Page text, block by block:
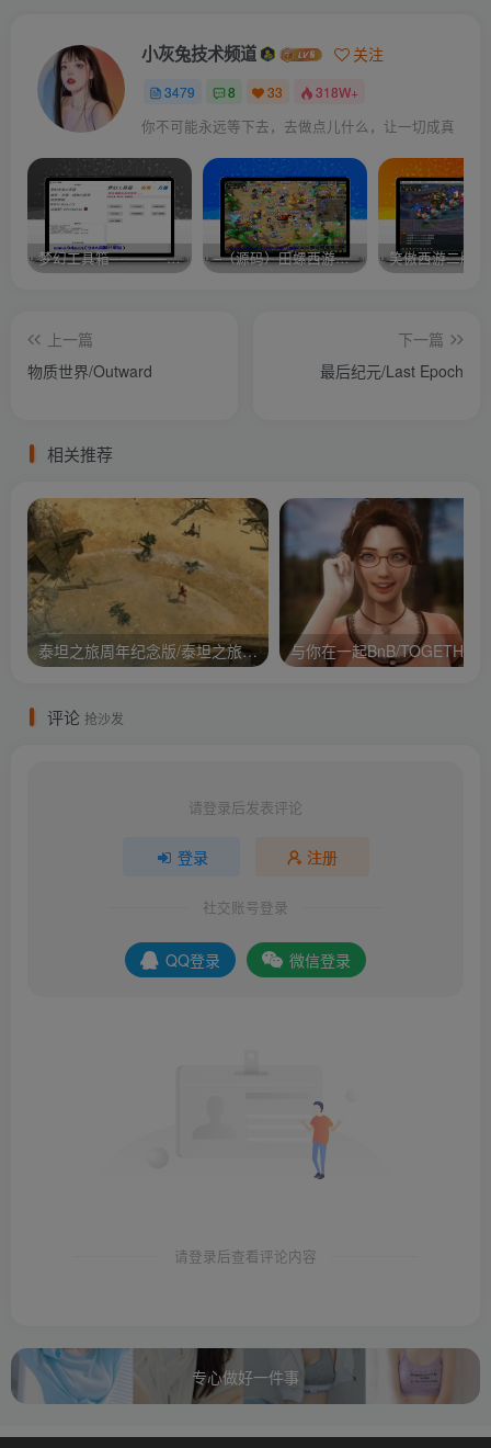
小灰兔技术频道 关注
3479 8 33 318W+
你不可能永远等下去，去做点儿什么，让一切成真
梦幻工具箱————-免费 –（源码）田螺西游9.0 假人摆摊18门派飞升渡劫化圣助战最新BB谛听…. 笑傲西游二版-
上一篇
物质世界/Outward
下一篇
最后纪元/Last Epoch
相关推荐
泰坦之旅周年纪念版/泰坦之旅：不朽王座/Titan Quest Anniversary Edition
评论 抢沙发
请登录后发表评论
登录 注册
社交账号登录
QQ登录 微信登录
请登录后查看评论内容
专心做好一件事